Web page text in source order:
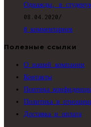
Однажды, в
08.04.2020 /
0 комментариев
Полезные ссылки
О нашей компании
Контакты
Поитика
Политика в
Доставка и оплата